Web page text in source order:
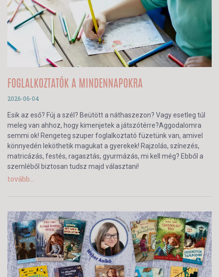
FOGLALKOZTATÓK A MINDENNAPOKRA
2026-06-04
Esik az eső? Fúj a szél? Beütött a náthaszezon? Vagy esetleg túl
meleg van ahhoz, hogy kimenjetek a játszótérre?Aggodalomra
semmi ok! Rengeteg szuper foglalkoztató füzetünk van, amivel
könnyedén leköthetik magukat a gyerekek! Rajzolás, színezés,
matricázás, festés, ragasztás, gyurmázás, mi kell még? Ebből a
szemléből biztosan tudsz majd választani!
tovább...